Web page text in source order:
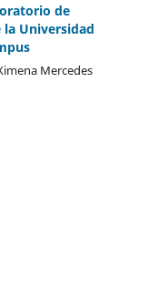
de
Universidad
Mercedes